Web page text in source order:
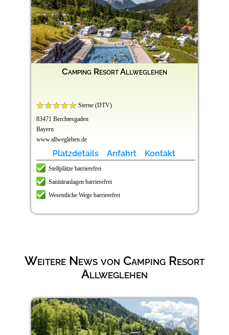
Camping Resort Allweglehen
Sterne (DTV)
83471 Berchtesgaden
Bayern
www.allweglehen.de
Platzdetails Anfahrt Kontakt
Stellplätze barrierefrei
Sanitäranlagen barrierefrei
Wesentliche Wege barrierefrei
Weitere News von Camping Resort
Allweglehen